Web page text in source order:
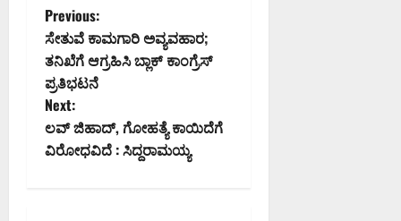
P
o
s
t
Previous:
ಸೇತುವೆ ಕಾಮಗಾರಿ ಅವ್ಯವಹಾರ;
ತನಿಖೆಗೆ ಆಗ್ರಹಿಸಿ ಬ್ಲಾಕ್ ಕಾಂಗ್ರೆಸ್
ಪ್ರತಿಭಟನೆ
Next:
ಲವ್ ಜಿಹಾದ್, ಗೋಹತ್ಯೆ ಕಾಯಿದೆಗೆ
ವಿರೋಧವಿದೆ : ಸಿದ್ದರಾಮಯ್ಯ